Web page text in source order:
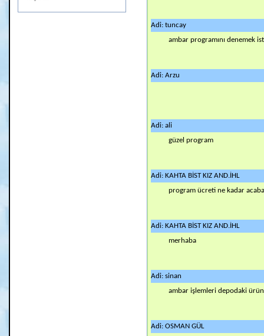
Adi: tuncay
ambar programını denemek
Adi: Arzu
Adi: ali
güzel program
Adi: KAHTA BİST KIZ AND.İHL
program ücreti ne kadar acaba
Adi: KAHTA BİST KIZ AND.İHL
merhaba
Adi: sinan
ambar işlemleri depodaki
Adi: OSMAN GÜL